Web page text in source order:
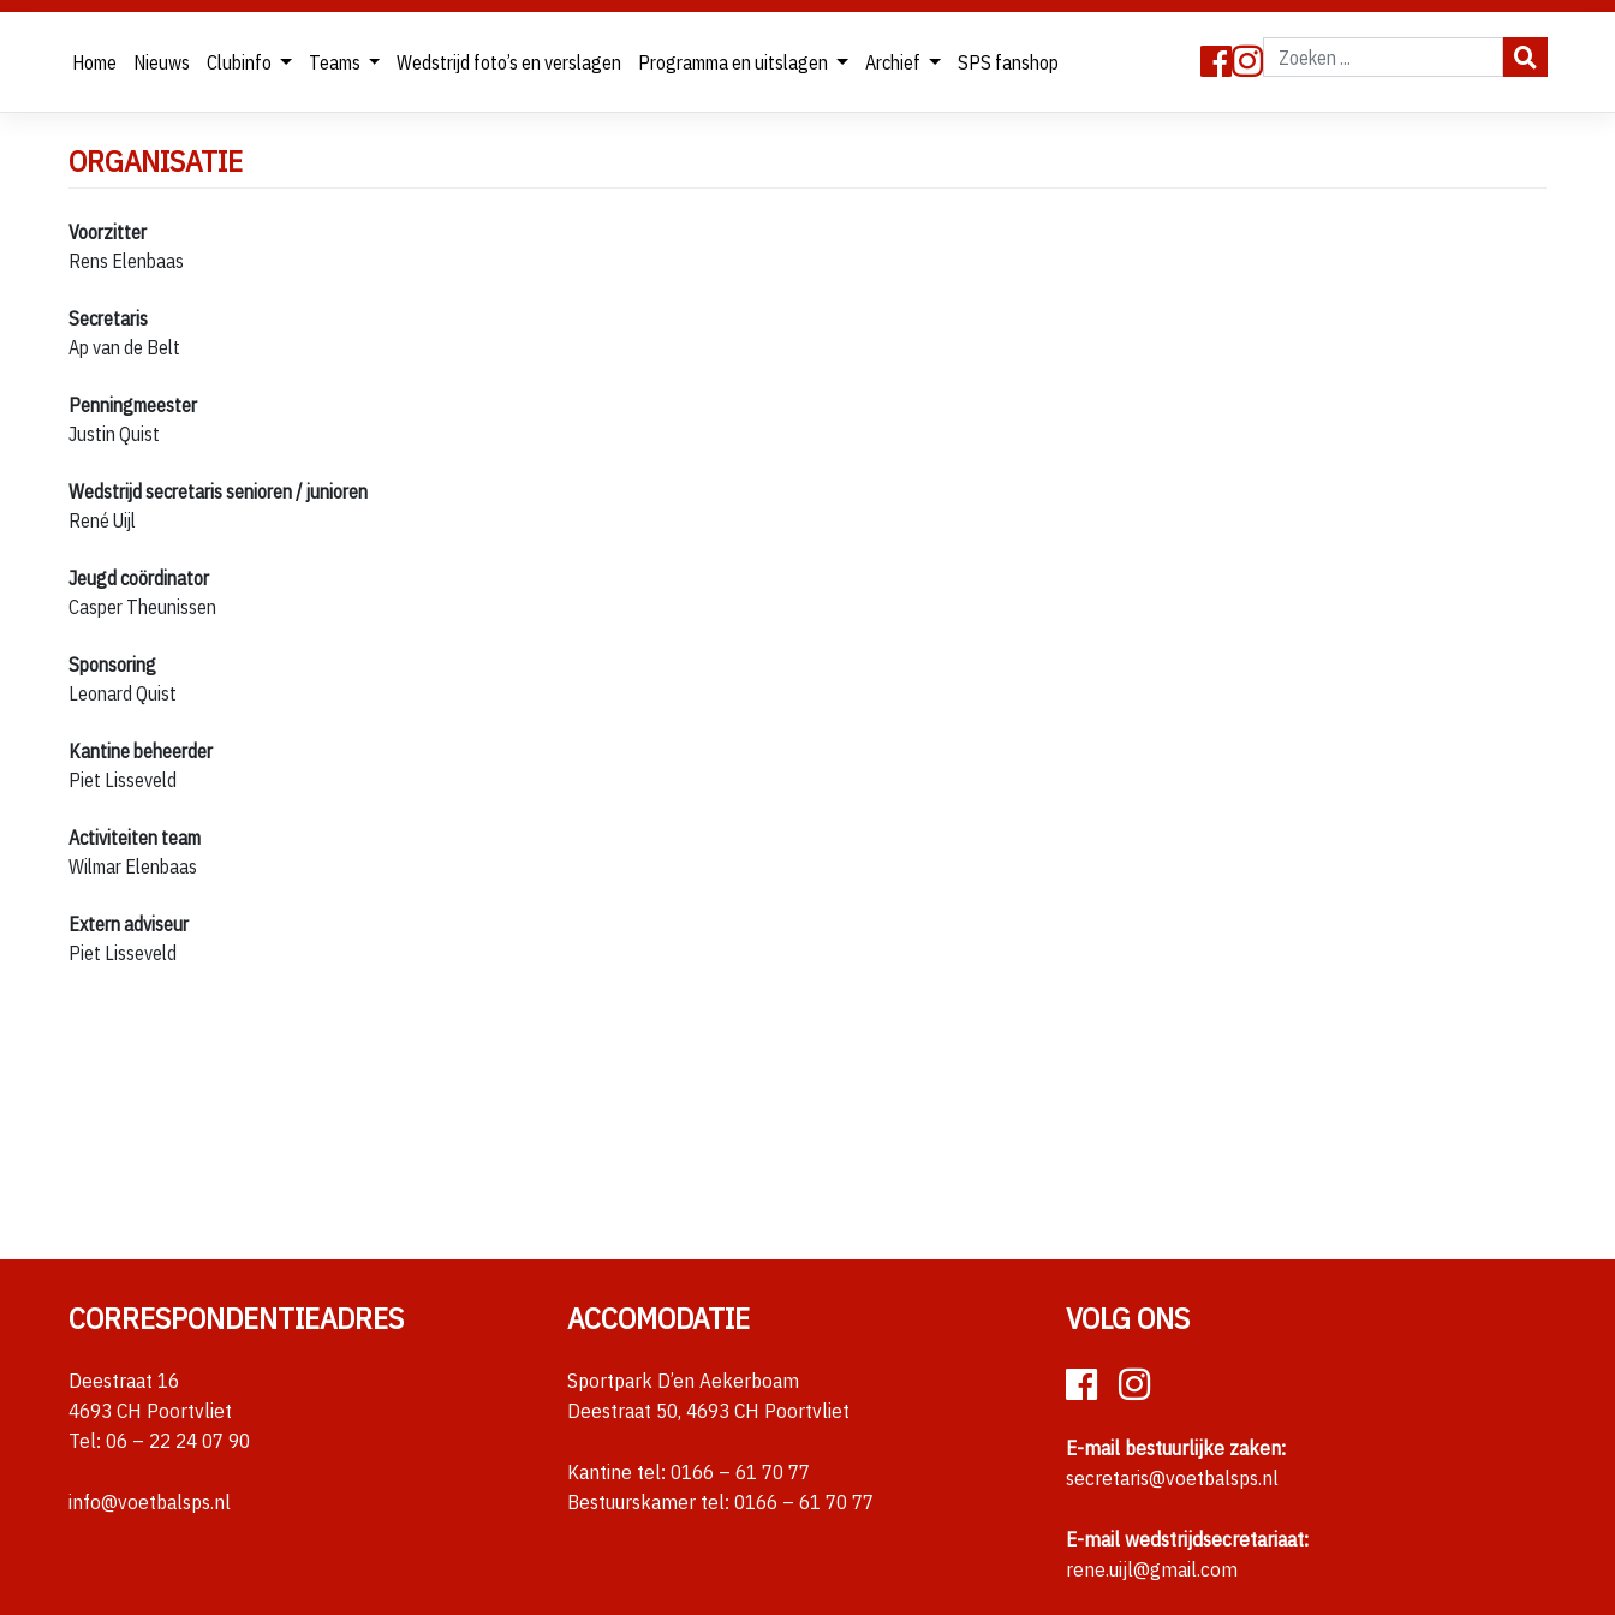
Home Nieuws Clubinfo Teams Wedstrijd foto’s en verslagen Programma en uitslagen Archief SPS fanshop
ORGANISATIE
Voorzitter
Rens Elenbaas
Secretaris
Ap van de Belt
Penningmeester
Justin Quist
Wedstrijd secretaris senioren / junioren
René Uijl
Jeugd coördinator
Casper Theunissen
Sponsoring
Leonard Quist
Kantine beheerder
Piet Lisseveld
Activiteiten team
Wilmar Elenbaas
Extern adviseur
Piet Lisseveld
CORRESPONDENTIEADRES
Deestraat 16
4693 CH Poortvliet
Tel: 06 – 22 24 07 90
info@voetbalsps.nl
ACCOMODATIE
Sportpark D’en Aekerboam
Deestraat 50, 4693 CH Poortvliet
Kantine tel: 0166 – 61 70 77
Bestuurskamer tel: 0166 – 61 70 77
VOLG ONS
E-mail bestuurlijke zaken:
secretaris@voetbalsps.nl
E-mail wedstrijdsecretariaat:
rene.uijl@gmail.com